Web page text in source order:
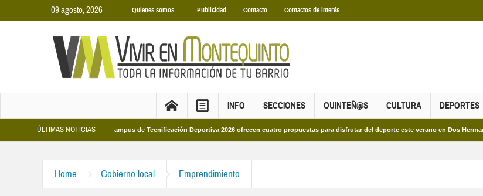
09 agosto, 2026 Quienes somos… Publicidad Contacto Contactos de interés
INFO SECCIONES QUINTEÑ@S CULTURA DEPORTES
ÚLTIMAS NOTICIAS
2026 Los Campus de Tecnificación Deportiva 2026 ofrecen cuatro propuestas para disfrutar del deporte este verano en Dos Hermanas
Home Gobierno local Emprendimiento